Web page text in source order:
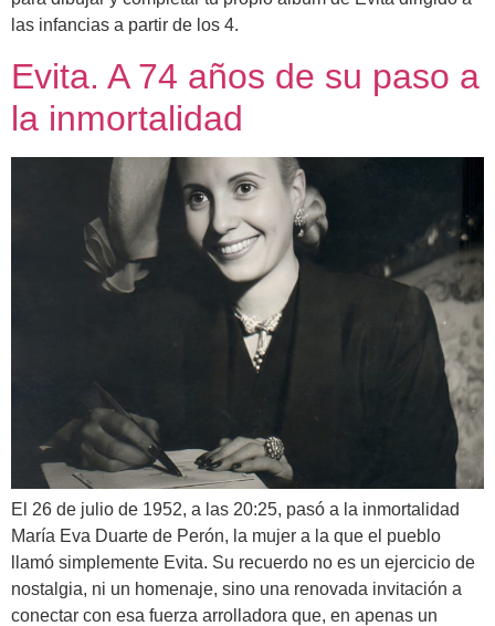
las infancias a partir de los 4.
Evita. A 74 años de su paso a
la inmortalidad
El 26 de julio de 1952, a las 20:25, pasó a la inmortalidad
María Eva Duarte de Perón, la mujer a la que el pueblo
llamó simplemente Evita. Su recuerdo no es un ejercicio de
nostalgia, ni un homenaje, sino una renovada invitación a
conectar con esa fuerza arrolladora que, en apenas un